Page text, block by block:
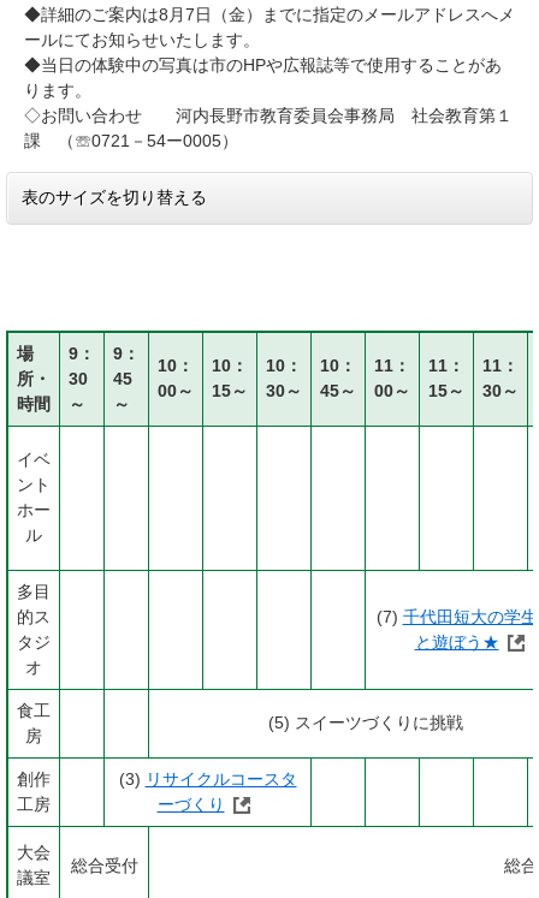
◆詳細のご案内は8月7日（金）までに指定のメールアドレスへメ
ールにてお知らせいたします。
◆当日の体験中の写真は市のHPや広報誌等で使用することがあ
ります。
◇お問い合わせ 河内長野市教育委員会事務局 社会教育第１
課 （☏0721－54ー0005）
表のサイズを切り替える
場
所・
時間
9：
30
～
9：
45
～
10：
00～
10：
15～
10：
30～
10：
45～
11：
00～
11：
15～
11：
30～
イベ
ント
ホー
ル
多目
的ス
タジ
オ
(7) 千代田短大の学
と遊ぼう★
食工
房
(5) スイーツづくりに挑戦
創作
工房
(3) リサイクルコースタ
ーづくり
大会
議室
総合受付 総